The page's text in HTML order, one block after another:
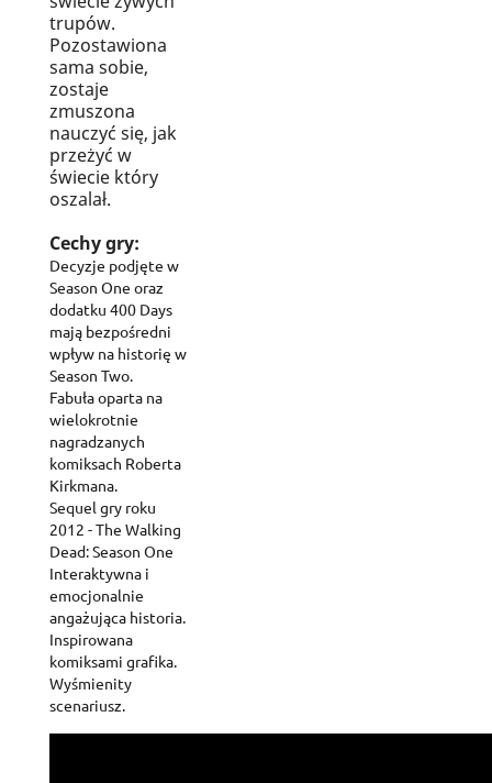
trupów.
Pozostawiona
sama sobie,
zostaje
zmuszona
nauczyć się, jak
przeżyć w
świecie który
oszalał.
Cechy gry:
Decyzje podjęte w
Season One oraz
dodatku 400 Days
mają bezpośredni
wpływ na historię w
Season Two.
Fabuła oparta na
wielokrotnie
nagradzanych
komiksach Roberta
Kirkmana.
Sequel gry roku
2012 - The Walking
Dead: Season One
Interaktywna i
emocjonalnie
angażująca historia.
Inspirowana
komiksami grafika.
Wyśmienity
scenariusz.